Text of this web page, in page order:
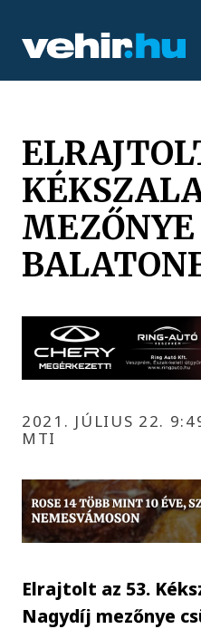
MEZŐNYE
2021. JÚLIUS 22.
MTI
Elrajtolt az 53.
Nagydíj mezőnye